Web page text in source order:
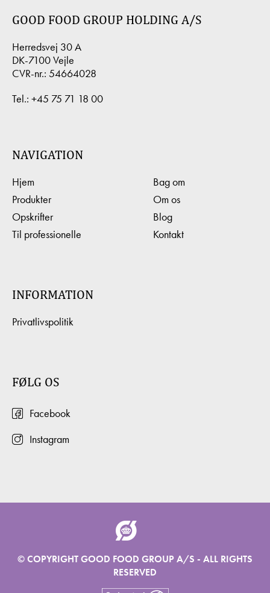
GOOD FOOD GROUP HOLDING A/S
Herredsvej 30 A
DK-7100 Vejle
CVR-nr.: 54664028
Tel.: +45 75 71 18 00
NAVIGATION
Hjem
Produkter
Opskrifter
Til professionelle
Bag om
Om os
Blog
Kontakt
INFORMATION
Privatlivspolitik
FØLG OS
Facebook
Instagram
© COPYRIGHT GOOD FOOD GROUP A/S - ALL RIGHTS
RESERVED